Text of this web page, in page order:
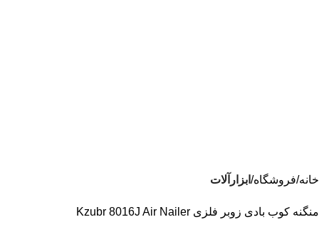
خانه فروشگاه ابزارآلات
منگنه کوب بادی زوبر فلزی Kzubr 8016J Air Nailer